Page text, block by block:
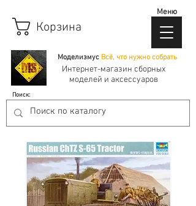
Моделизмус Всё, что нужно собрать
Корзина
Интернет-магазин сборных
моделей и аксессуаров
Поиск:
Меню